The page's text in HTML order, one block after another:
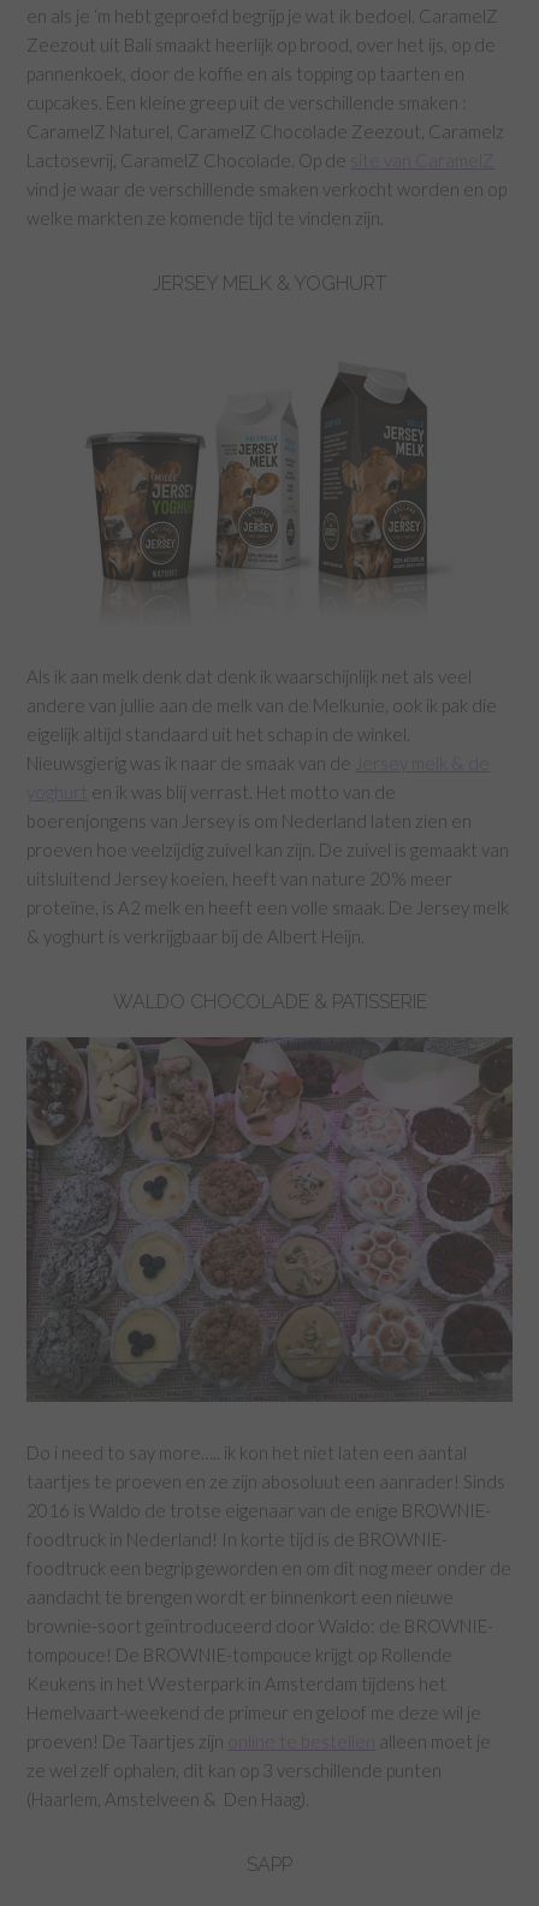
en als je ‘m hebt geproefd begrijp je wat ik bedoel. CaramelZ
Zeezout uit Bali smaakt heerlijk op brood, over het ijs, op de
pannenkoek, door de koffie en als topping op taarten en
cupcakes. Een kleine greep uit de verschillende smaken :
CaramelZ Naturel, CaramelZ Chocolade Zeezout, Caramelz
Lactosevrij, CaramelZ Chocolade. Op de
vind je waar de verschillende smaken verkocht worden en op
welke markten ze komende tijd te vinden zijn.
JERSEY MELK & YOGHURT
Als ik aan melk denk dat denk ik waarschijnlijk net als veel
andere van jullie aan de melk van de Melkunie, ook ik pak die
eigelijk altijd standaard uit het schap in de winkel.
Nieuwsgierig was ik naar de smaak van de
yoghurt
en ik was blij verrast. Het motto van de
boerenjongens van Jersey is om Nederland laten zien en
proeven hoe veelzijdig zuivel kan zijn. De zuivel is gemaakt van
uitsluitend Jersey koeien, heeft van nature 20% meer
proteïne, is A2 melk en heeft een volle smaak. De Jersey melk
& yoghurt is verkrijgbaar bij de Albert Heijn.
WALDO CHOCOLADE & PATISSERIE
Do i need to say more….. ik kon het niet laten een aantal
taartjes te proeven en ze zijn abosoluut een aanrader! Sinds
2016 is Waldo de trotse eigenaar van de enige BROWNIE-
foodtruck in Nederland! In korte tijd is de BROWNIE-
foodtruck een begrip geworden en om dit nog meer onder de
aandacht te brengen wordt er binnenkort een nieuwe
brownie-soort geïntroduceerd door Waldo: de BROWNIE-
tompouce! De BROWNIE-tompouce krijgt op Rollende
Keukens in het Westerpark in Amsterdam tijdens het
Hemelvaart-weekend de primeur en geloof me deze wil je
proeven! De Taartjes zijn
alleen moet je
ze wel zelf ophalen, dit kan op 3 verschillende punten
(Haarlem, Amstelveen & Den Haag).
SAPP